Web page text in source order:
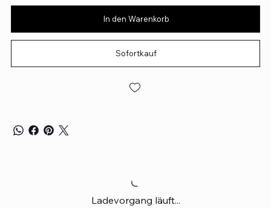
In den Warenkorb
Sofortkauf
Ladevorgang läuft...